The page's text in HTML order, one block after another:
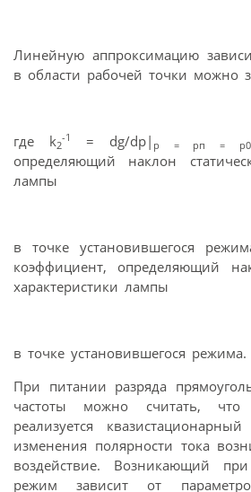
Линейную аппроксимацию
в области рабочей точки можно
где k2
-1 = dg/dp| p = рп = р0
определяющий наклон
лампы
в точке установившегося
коэффициент, определяющий
характеристики лампы
в точке установившегося режима.
При питании разряда
частоты можно считать,
реализуется
изменения полярности тока
воздействие. Возникающий
режим зависит от